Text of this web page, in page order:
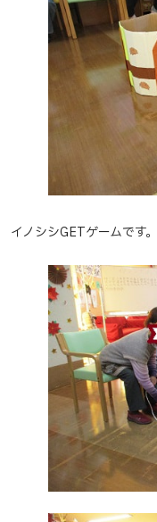
イノシシGETゲームです。